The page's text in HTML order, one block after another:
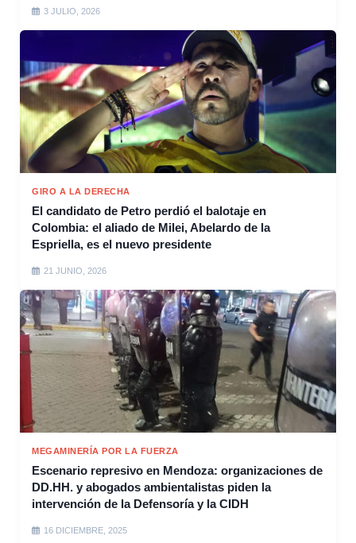
3 JULIO, 2026
GIRO A LA DERECHA
El candidato de Petro perdió el balotaje en
Colombia: el aliado de Milei, Abelardo de la
Espriella, es el nuevo presidente
21 JUNIO, 2026
MEGAMINERÍA POR LA FUERZA
Escenario represivo en Mendoza: organizaciones de
DD.HH. y abogados ambientalistas piden la
intervención de la Defensoría y la CIDH
16 DICIEMBRE, 2025